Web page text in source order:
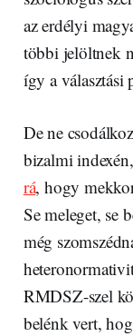
az erdélyi
többi jelöltnek
így a választási
De ne
bizalmi
rá, hogy
Se meleget, se
még
RMDSZ-szel
belénk vert,